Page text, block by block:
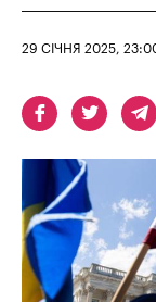
29 СІЧНЯ 2025,